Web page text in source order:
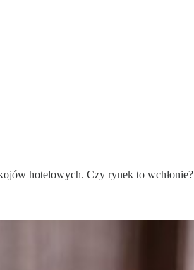
hotelowych. Czy rynek to wchłonie?